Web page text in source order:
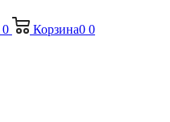
0 Корзина0 0